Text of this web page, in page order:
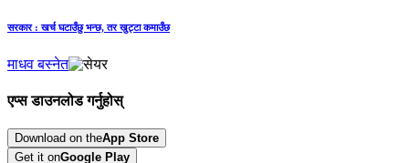
सरकार : खर्च घटाउँछु भन्छ, तर खुट्टा कमाउँछ
माधव बस्नेत
एप्स डाउनलोड गर्नुहोस्
Download on theApp Store
Get it onGoogle Play